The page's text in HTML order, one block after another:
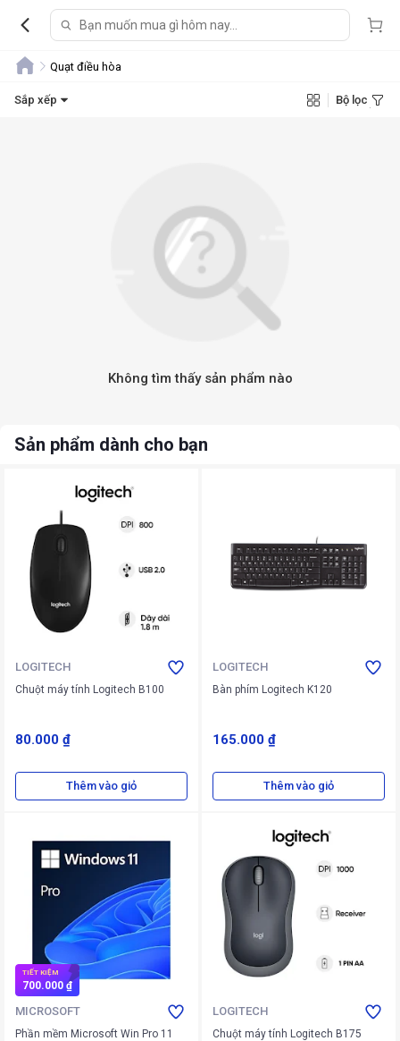
Quạt điều hòa
Sắp xếp Bộ lọc
Không tìm thấy sản phẩm nào
Sản phẩm dành cho bạn
LOGITECH
Chuột máy tính Logitech B100
80.000 ₫
Thêm vào giỏ
LOGITECH
Bàn phím Logitech K120
165.000 ₫
Thêm vào giỏ
TIẾT KIỆM
700.000 ₫
MICROSOFT
Phần mềm Microsoft Win Pro 11
LOGITECH
Chuột máy tính Logitech B175